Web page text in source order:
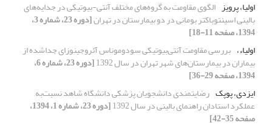
اولیا، پرویز ‌الگوی مقاومت به گروه‌های مختلف آنتی-بیوتیکی در جدایه‌های
بالینی اسینتوباکتر بومانی در دو بیمارستان در تهران [دوره 23، شماره 3،
1394، صفحه 11-18]
اولیاء، بررسی مقاومت آنتی‌بیوتیکی سودوموناس آئروجینوزای جدا‌شده از
بیماران در بیمارستان‌های شهر تهران در سال 1392 [دوره 23، شماره 6،
1394، صفحه 29-36]
ایزدی، پوپک رضایتمندی دانشجویان پزشکی دانشگاه شاهد نسبت‌به
عملکرد استادان راهنمای بالینی در سال 1392 [دوره 23، شماره 1، 1394،
صفحه 35-42]